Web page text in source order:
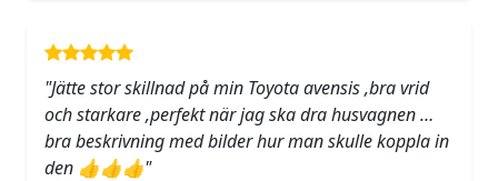
"Jätte stor skillnad på min Toyota avensis ,bra vrid
och starkare ,perfekt när jag ska dra husvagnen …
bra beskrivning med bilder hur man skulle koppla in
den 👍👍👍"